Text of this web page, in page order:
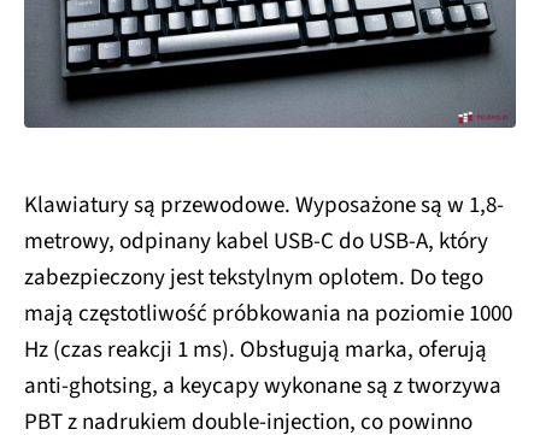
Klawiatury są przewodowe. Wyposażone są w 1,8-
metrowy, odpinany kabel USB-C do USB-A, który
zabezpieczony jest tekstylnym oplotem. Do tego
mają częstotliwość próbkowania na poziomie 1000
Hz (czas reakcji 1 ms). Obsługują marka, oferują
anti-ghotsing, a keycapy wykonane są z tworzywa
PBT z nadrukiem double-injection, co powinno